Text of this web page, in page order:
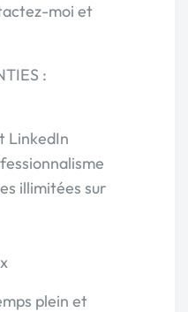
moi et
:
LinkedIn
illimitées sur
plein et